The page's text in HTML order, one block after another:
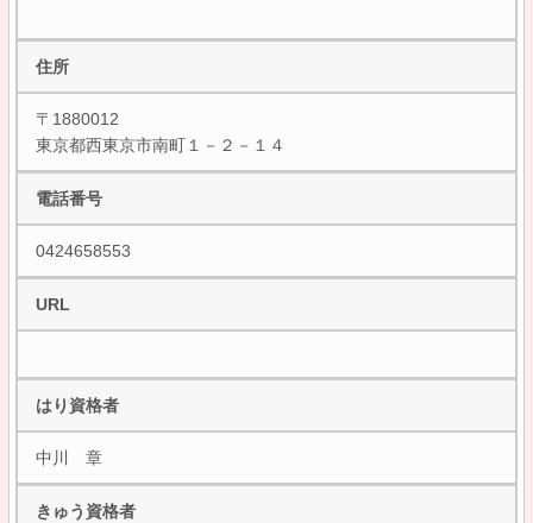
住所
〒1880012
東京都西東京市南町１－２－１４
電話番号
0424658553
URL
はり資格者
中川 章
きゅう資格者